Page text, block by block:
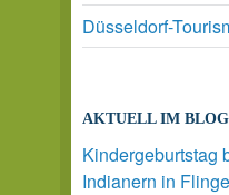
Düsseldorf-
AKTUELL IM
Kindergeburtstag
Indianern in